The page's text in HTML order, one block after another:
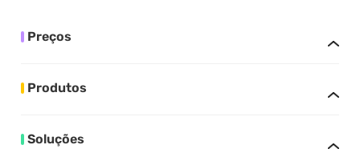
Preços
Produtos
Soluções